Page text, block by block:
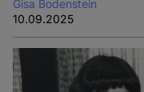
Gisa Bodenstein
10.09.2025